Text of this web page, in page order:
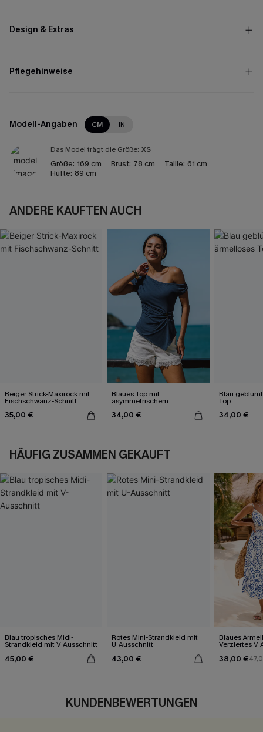
Design & Extras
Pflegehinweise
Modell-Angaben CM IN
Das Model trägt die Größe: XS
Größe: 169 cm Brust: 78 cm Taille: 61 cm
Hüfte: 89 cm
ANDERE KAUFTEN AUCH
Beiger Strick-Maxirock mit
Fischschwanz-Schnitt
35,00 €
Blaues Top mit
asymmetrischem
Ausschnitt
34,00 €
Blau
Top
34,00 €
HÄUFIG ZUSAMMEN GEKAUFT
Blau tropisches Midi-
Strandkleid mit V-Ausschnitt
45,00 €
Rotes Mini-Strandkleid mit
U-Ausschnitt
43,00 €
Blaues
Verziertes
38,00 €
KUNDENBEWERTUNGEN